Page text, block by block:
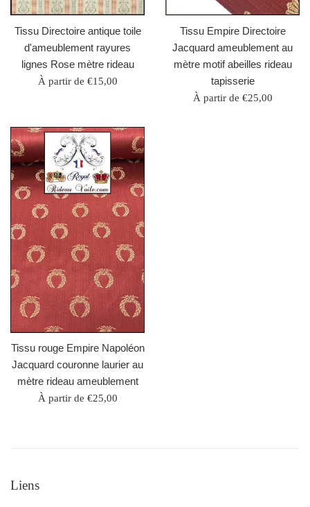
Tissu Directoire antique toile
d'ameublement rayures
lignes Rose mètre rideau
À partir de €15,00
Tissu Empire Directoire
Jacquard ameublement au
mètre motif abeilles rideau
tapisserie
À partir de €25,00
Tissu rouge Empire Napoléon
Jacquard couronne laurier au
mètre rideau ameublement
À partir de €25,00
Liens